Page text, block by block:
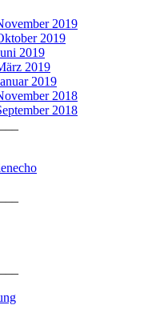
2019
2019
2019
2019
2019
2018
2018